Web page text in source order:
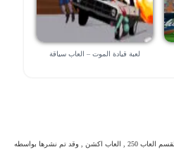
لعبة قيادة الموت – العاب سياقة
انت الآن تتصفح العاب ميزو ٢٠٢٢ وهي تابعه لقسم العاب 250 , العاب اكشن , وقد تم نشرها بواسطه